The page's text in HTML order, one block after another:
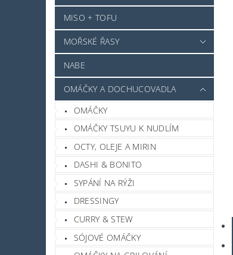
MISO + TOFU
MOŘSKÉ ŘASY
NABE
OMÁČKY A DOCHUCOVADLA
OMÁČKY
OMÁČKY TSUYU K NUDLÍM
OCTY, OLEJE A MIRIN
DASHI & BONITO
SYPÁNÍ NA RÝŽI
DRESSINGY
CURRY & STEW
SÓJOVÉ OMÁČKY